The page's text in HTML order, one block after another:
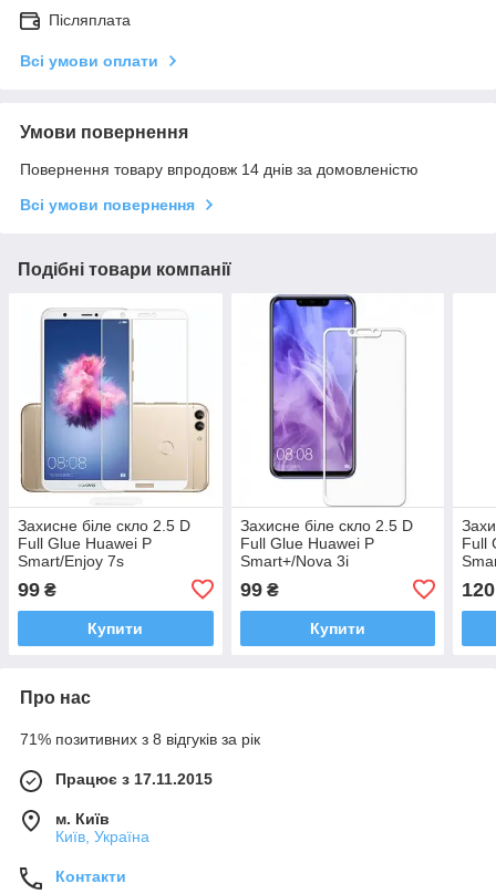
Післяплата
Всі умови оплати
Умови повернення
Повернення товару впродовж 14 днів за домовленістю
Всі умови повернення
Подібні товари компанії
Захисне біле скло 2.5 D
Full Glue Huawei P
Smart/Enjoy 7s
99 ₴
Купити
Захисне біле скло 2.5 D
Full Glue Huawei P
Smart+/Nova 3i
99₴
Купити
Full
120
Про нас
71% позитивних з 8 відгуків за рік
Працює з 17.11.2015
м. Київ
Київ, Україна
Контакти